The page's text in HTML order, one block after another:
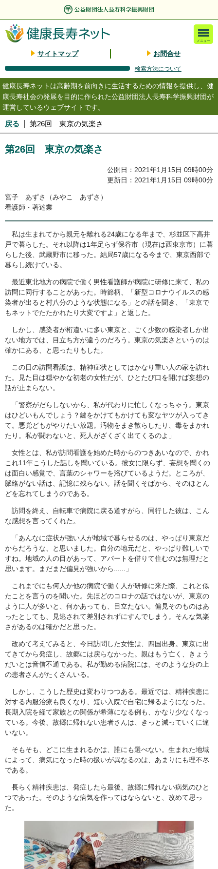
サイトマップ お問合せ
メニュー
検索方法について
健康長寿ネットは高齢期を前向きに生活するための情報を提供し、健
康長寿社会の発展を目的に作られた公益財団法人長寿科学振興財団が
運営しているウェブサイトです。
戻る 第26回 東京の気楽さ
第26回 東京の気楽さ
公開日：2021年1月15日 09時00分
更新日：2021年1月15日 09時00分
宮子 あずさ（みやこ あずさ）
看護師・著述業
私は生まれてから親元を離れる24歳になる年まで、杉並区下高井
戸で暮らした。それ以降は1年足らず保谷市（現在は西東京市）に暮
らした後、武蔵野市に移った。結局57歳になる今まで、東京西部で
暮らし続けている。
最近東北地方の病院で働く男性看護師が病院に研修に来て、私の
訪問に同行することがあった。時節柄、「新型コロナウイルスの感
染者が出ると村八分のような状態になる」との話を聞き、「東京で
もネットでたたかれたり大変ですよ」と返した。
しかし、感染者が桁違いに多い東京と、ごく少数の感染者しか出
ない地方では、目立ち方が違うのだろう。東京の気楽さというのは
確かにある、と思ったりもした。
この日の訪問看護は、精神症状としてはかなり重い人の家を訪れ
た。見た目は穏やかな初老の女性だが、ひとたび口を開けば妄想の
話が止まらない。
「警察がだらしないから、私が代わりに忙しくなっちゃう。東京
はひどいもんでしょう？鍵をかけてもかけても変なヤツが入ってき
て。悪党どもがやりたい放題。汚物をまき散らしたり、毒をまかれ
たり。私が闘わないと、死人がざくざく出てくるのよ」
女性とは、私が訪問看護を始めた時からのつきあいなので、かれ
これ11年こうした話しを聞いている。彼女に限らず、妄想を聞くの
は面白い感覚で、言葉のシャワーを浴びているようだ。ところが、
脈絡がない話は、記憶に残らない。話を聞くそばから、そのほとん
どを忘れてしまうのである。
訪問を終え、自転車で病院に戻る道すがら、同行した彼は、こん
な感想を言ってくれた。
「あんなに症状が強い人が地域で暮らせるのは、やっぱり東京だ
からだろうな、と思いました。自分の地元だと、やっぱり難しいで
すね。地域の人の目があって、アパートを借りて住むのは無理だと
思います。まだまだ偏見が強いから......」
これまでにも何人か他の病院で働く人が研修に来た際、これと似
たことを言うのを聞いた。先ほどのコロナの話ではないが、東京の
ように人が多いと、何かあっても、目立たない。偏見そのものはあ
ったとしても、見逃されて差別されずにすんでしまう。そんな気楽
さがあるのは確かだと思った。
改めて考えてみると、今日訪問した女性は、四国出身。東京に出
てきてから発症し、故郷には戻らなかった。親はもう亡く、きょう
だいとは音信不通である。私が勤める病院には、そのような身の上
の患者さんがたくさんいる。
しかし、こうした歴史は変わりつつある。最近では、精神疾患に
対する内服治療も良くなり、短い入院で自宅に帰るようになった。
長期入院を経て家族との関係が希薄になる例も、かなり少なくなっ
ている。今後、故郷に帰れない患者さんは、きっと減っていくに違
いない。
そもそも、どこに生まれるかは、誰にも選べない。生まれた地域
によって、病気になった時の扱いが異なるのは、あまりにも理不尽
である。
長らく精神疾患は、発症したら最後、故郷に帰れない病気のひと
つであった。そのような病気を作ってはならないと、改めて思っ
た。